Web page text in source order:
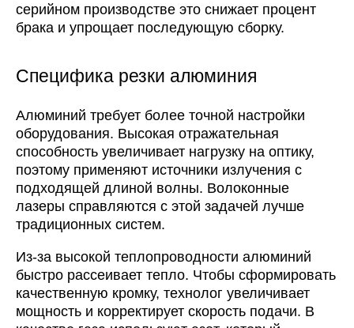
серийном производстве это снижает процент
брака и упрощает последующую сборку.
Специфика резки алюминия
Алюминий требует более точной настройки
оборудования. Высокая отражательная
способность увеличивает нагрузку на оптику,
поэтому применяют источники излучения с
подходящей длиной волны. Волоконные
лазеры справляются с этой задачей лучше
традиционных систем.
Из-за высокой теплопроводности алюминий
быстро рассеивает тепло. Чтобы сформировать
качественную кромку, технолог увеличивает
мощность и корректирует скорость подачи. В